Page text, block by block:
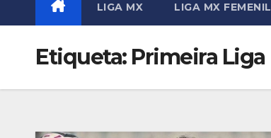
LIGA MX LIGA MX FEMENIL
Etiqueta: Primeira Liga